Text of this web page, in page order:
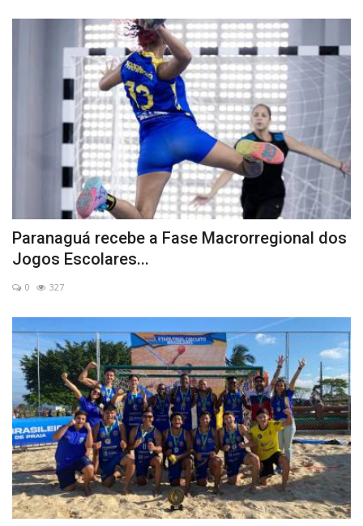
Paranaguá recebe a Fase Macrorregional dos
Jogos Escolares...
0 327